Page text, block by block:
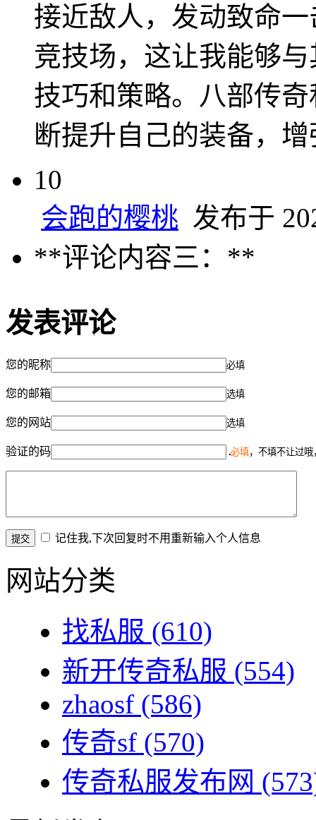
接近敌人，发动致命
竞技场，这让我能够
技巧和策略。八部传
断提升自己的装备，
10
会跑的樱桃 发布于
**评论内容三：**
发表评论
您的昵称 必填
您的邮箱 选填
您的网站 选填
验证的码 必填，不填不让过
记住我,下次回复时不用重新输入个人信息
网站分类
找私服 (610)
新开传奇私服 (554)
zhaosf (586)
传奇sf (570)
传奇私服发布网